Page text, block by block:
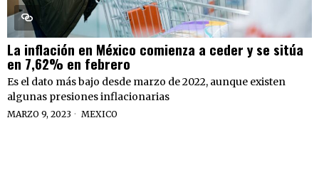
La inflación en México comienza a ceder y se sitúa
en 7,62% en febrero
Es el dato más bajo desde marzo de 2022, aunque existen
algunas presiones inflacionarias
MARZO 9, 2023 MEXICO